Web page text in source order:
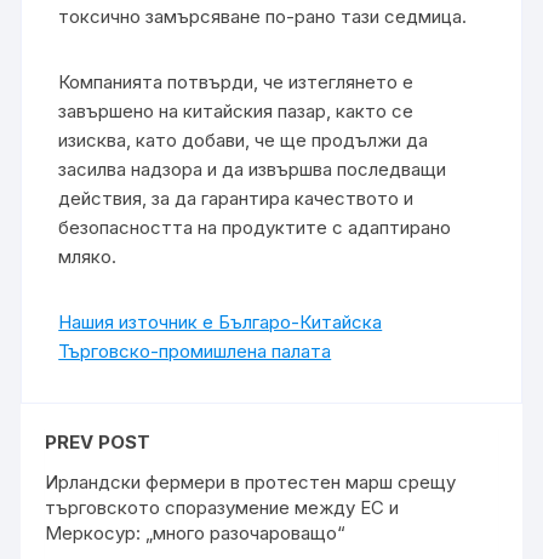
токсично замърсяване по-рано тази седмица.
Компанията потвърди, че изтеглянето е
завършено на китайския пазар, както се
изисква, като добави, че ще продължи да
засилва надзора и да извършва последващи
действия, за да гарантира качеството и
безопасността на продуктите с адаптирано
мляко.
Нашия източник е Българо-Китайска
Търговско-промишлена палaта
PREV POST
Ирландски фермери в протестен марш срещу
търговското споразумение между ЕС и
Меркосур: „много разочароващо“